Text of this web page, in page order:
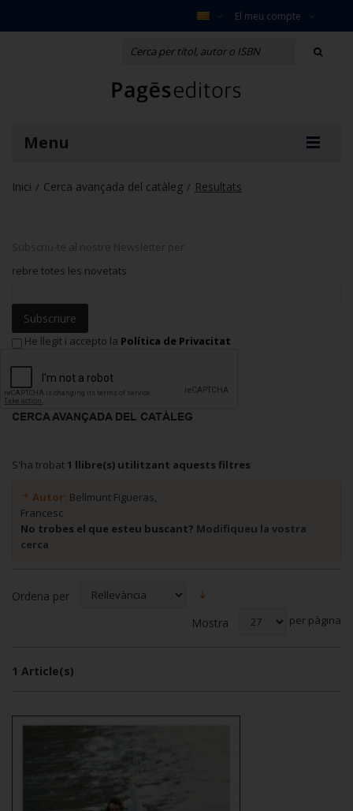
El meu compte
Menu
Inici / Cerca avançada del catàleg / Resultats
Subscriu-te al nostre Newsletter per
rebre totes les novetats
Subscriure
He llegit i accepto la Política de Privacitat
CERCA AVANÇADA DEL CATÀLEG
S'ha trobat 1 llibre(s) utilitzant aquests filtres
Autor: Bellmunt Figueras,
Francesc
No trobes el que esteu buscant? Modifiqueu la vostra
cerca
Ordena per
Mostra
per pàgina
1 Article(s)